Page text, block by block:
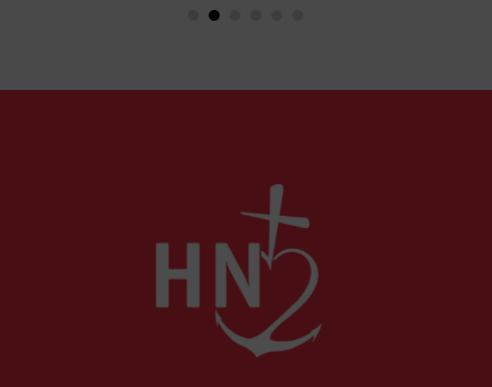
événements aux Pays-Bas ou en Irlande
comme l'a rappelé Léon XIV récemment.